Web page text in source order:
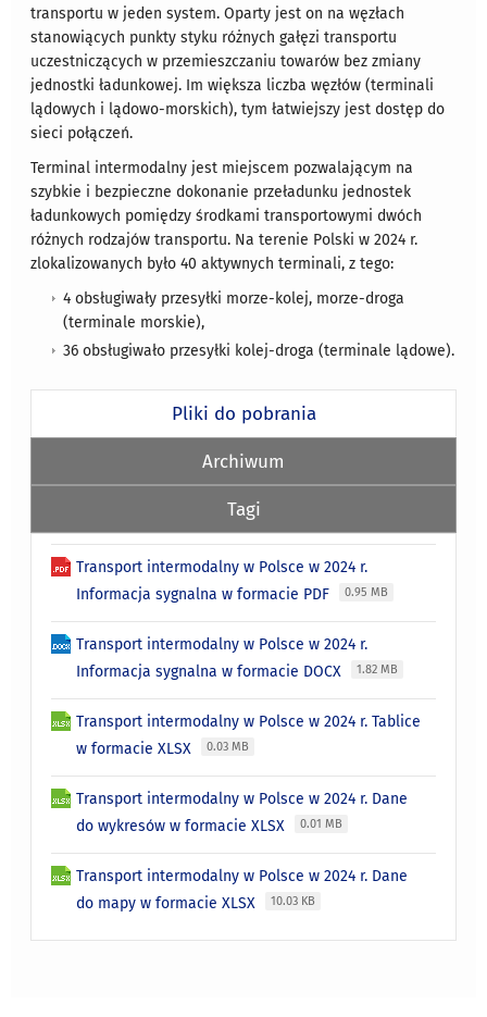
transportu w jeden system. Oparty jest on na węzłach
stanowiących punkty styku różnych gałęzi transportu
uczestniczących w przemieszczaniu towarów bez zmiany
jednostki ładunkowej. Im większa liczba węzłów (terminali
lądowych i lądowo-morskich), tym łatwiejszy jest dostęp do
sieci połączeń.
Terminal intermodalny jest miejscem pozwalającym na
szybkie i bezpieczne dokonanie przeładunku jednostek
ładunkowych pomiędzy środkami transportowymi dwóch
różnych rodzajów transportu. Na terenie Polski w 2024 r.
zlokalizowanych było 40 aktywnych terminali, z tego:
4 obsługiwały przesyłki morze-kolej, morze-droga
(terminale morskie),
36 obsługiwało przesyłki kolej-droga (terminale lądowe).
Pliki do pobrania
Archiwum
Tagi
Transport intermodalny w Polsce w 2024 r.
Informacja sygnalna w formacie PDF
0.95 MB
Transport intermodalny w Polsce w 2024 r.
Informacja sygnalna w formacie DOCX
1.82 MB
Transport intermodalny w Polsce w 2024 r. Tablice
w formacie XLSX
0.03 MB
Transport intermodalny w Polsce w 2024 r. Dane
do wykresów w formacie XLSX
0.01 MB
Transport intermodalny w Polsce w 2024 r. Dane
do mapy w formacie XLSX
10.03 KB